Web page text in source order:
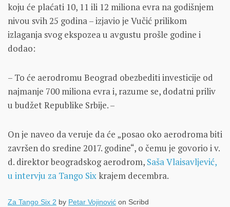
koju će plaćati 10, 11 ili 12 miliona evra na godišnjem
nivou svih 25 godina – izjavio je Vučić prilikom
izlaganja svog ekspozea u avgustu prošle godine i
dodao:
– To će aerodromu Beograd obezbediti investicije od
najmanje 700 miliona evra i, razume se, dodatni priliv
u budžet Republike Srbije. –
On je naveo da veruje da će „posao oko aerodroma biti
završen do sredine 2017. godine“, o čemu je govorio i v.
d. direktor beogradskog aerodrom, Saša Vlaisavljević,
u intervju za Tango Sixkrajem decembra.
Za Tango Six 2 by Petar Vojinović on Scribd